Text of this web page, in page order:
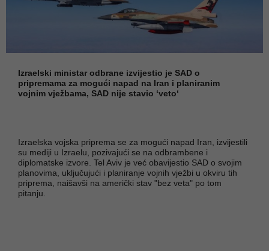
Izraelski ministar odbrane izvijestio je SAD o
pripremama za mogući napad na Iran i planiranim
vojnim vježbama, SAD nije stavio ‘veto‘
Izraelska vojska priprema se za mogući napad Iran, izvijestili
su mediji u Izraelu, pozivajući se na odbrambene i
diplomatske izvore. Tel Aviv je već obavijestio SAD o svojim
planovima, uključujući i planiranje vojnih vježbi u okviru tih
priprema, naišavši na američki stav "bez veta" po tom
pitanju.